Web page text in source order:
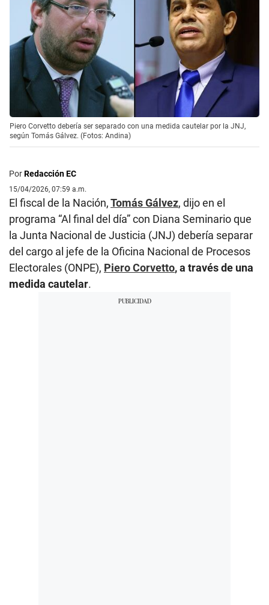
Piero Corvetto debería ser separado con una medida cautelar por la JNJ,
según Tomás Gálvez. (Fotos: Andina)
PorRedacción EC
15/04/2026, 07:59 a.m.
El fiscal de la Nación,Tomás Gálvez, dijo en el
programa “Al final del día” con Diana Seminario que
la Junta Nacional de Justicia (JNJ) debería separar
del cargo al jefe de la Oficina Nacional de Procesos
Electorales (ONPE), Piero Corvetto, a través de una
medida cautelar.